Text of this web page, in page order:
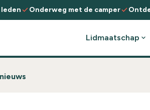
checkOnderweg met de campercheck
Lidmaatschap expand_more